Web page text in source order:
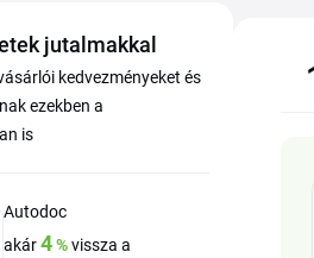
jutalmakkal
kedvezményeket és
ezekben a
is
Autodoc
akár4%vissza a